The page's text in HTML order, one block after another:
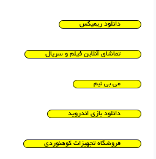
دانلود ریمیکس
تماشای آنلاین فیلم و سریال
می بی نیم
دانلود بازی اندروید
فروشگاه تجهیزات کوهنوردی